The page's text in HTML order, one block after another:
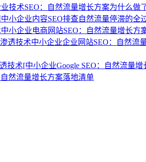
技术SEO：自然流量增长方案为什么做
小企业内容SEO排查自然流量停滞的全
中小企业电商网站SEO：自然流量增长方
中小企业企业网站SEO：自然流
[中小企业Google SEO：自然流量
然流量增长方案落地清单